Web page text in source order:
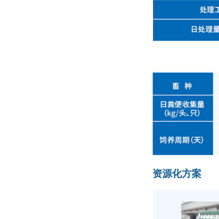
资源化方案